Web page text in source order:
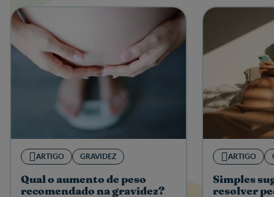
ARTIGO GRAVIDEZ
Qual o aumento de peso
recomendado na gravidez?
ARTIGO
Simples
resolver